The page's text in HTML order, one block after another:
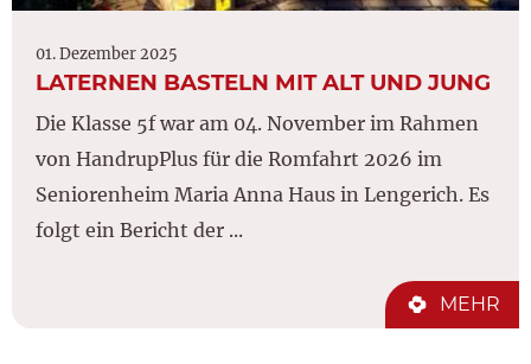
01. Dezember 2025
LATERNEN BASTELN MIT ALT UND JUNG
Die Klasse 5f war am 04. November im Rahmen
von HandrupPlus für die Romfahrt 2026 im
Seniorenheim Maria Anna Haus in Lengerich. Es
folgt ein Bericht der ...
MEHR